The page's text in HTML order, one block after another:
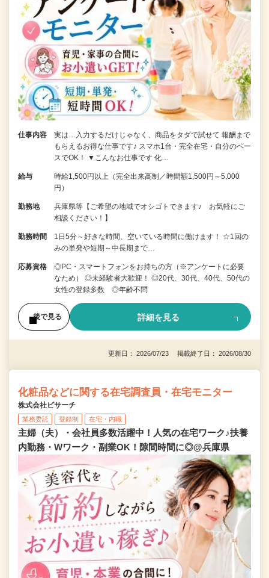
仕事内容
実は…入力するだけじゃなく、商品をタダで試せて 報酬まで
もらえるお得な仕事です♪ スマホ1台・完全在宅・自分のペー
スでOK！ ▼こんなお仕事です 化…
給与
時給1,500円以上（完全出来高制／時間額1,500円～5,000
円）
勤務地
兵庫県等【ご希望の地域でオシゴトできます♪ お気軽にご
相談ください！】
勤務時間
1日5分～好きな時間、空いている時間に働けます！ ☆1回の
みの単発や短期～中長期まで…
応募資格
◎PC・スマートフォンをお持ちの方（※アンケートに必要
なため） ◎未経験者大歓迎！ ◎20代、30代、40代、50代の
女性の登録多数 ◎年齢不問
後で見る 詳細を見る
更新日： 2026/07/23 掲載終了日： 2026/08/30
化粧品などに関する在宅調査員・在宅モニター
株式会社ビサーチ
業務委託 登録制 在宅・内職
主婦（夫）・会社員多数活躍中！人気の在宅ワーク♪扶養
内勤務・Wワーク・副業OK！隙間時間に◎@兵庫県